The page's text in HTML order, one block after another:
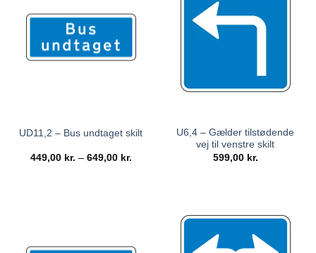
UD11,2 – Bus undtaget skilt
449,00 kr. – 649,00 kr.
U6,4 – Gælder tilstødende
vej til venstre skilt
599,00 kr.